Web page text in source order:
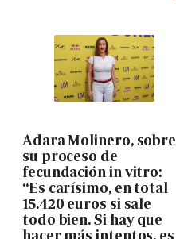
Adara Molinero, sobre
su proceso de
fecundación in vitro:
“Es carísimo, en total
15.420 euros si sale
todo bien. Si hay que